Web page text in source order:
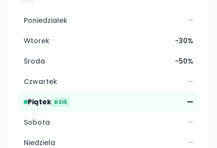
Poniedziałek —
Wtorek -30%
Środa -50%
Czwartek —
Piątek DZIŚ —
Sobota —
Niedziela —